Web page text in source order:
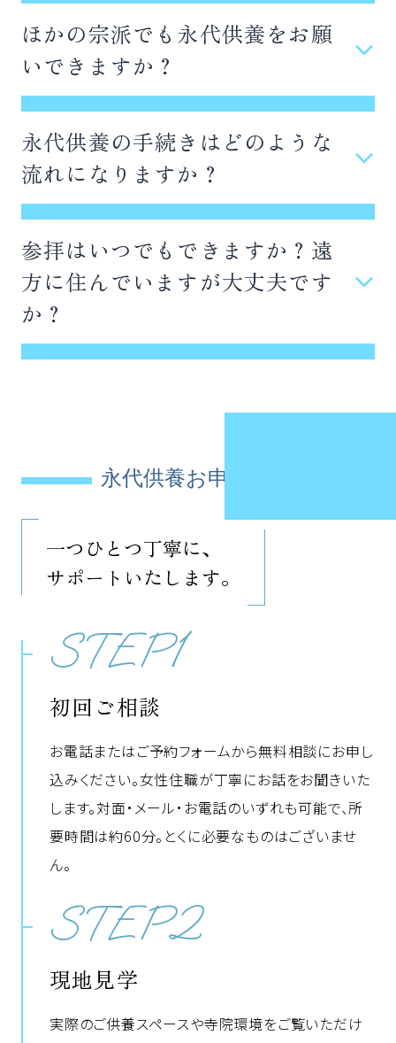
す。追加費用は一切発生いたしません。お支払い
は現金にて対応しておりますのでご用意をお願
いいたします。
ほかの宗派でも永代供養をお願
いできますか？
はい、宗派を問わずお受けしております。薬王寺
ご利用いただけます。それぞれのご家庭の宗教観
を尊重し、「永代」というお言葉通り、お寺が
続く限り丁寧にご供養を続けてまいります。どう
ぞご安心ください。
永代供養の手続きはどのような
流れになりますか？
永代供養は6つのステップで進めてまいります。
①無料相談でご希望をお聞きする
②ご希望に応じて現地見学
③最適なプランを決定してお申込み
④墓じまいが必要な場合は手続きをサポート
で、安心してお任せください。
参拝はいつでもできますか？遠
方に住んでいますが大丈夫です
か？
ご参拝時間は5:00～21:00です。遠方にお住まい
永代供養お申込みの流れ
一つひとつ丁寧に、
サポートいたします。
STEP1
初回ご相談
お電話またはご予約フォームから無料相談にお申し
込みください。女性住職が丁寧にお話をお聞きいた
します。対面・メール・お電話のいずれも可能で、所
要時間は約60分。とくに必要なものはございませ
ん。
STEP2
現地見学
実際のご供養スペースや寺院環境をご覧いただけ